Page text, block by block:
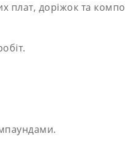
плат, доріжок та